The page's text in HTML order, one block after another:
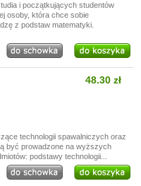
i początkujących studentów
osoby, która chce sobie
z podstaw matematyki.
48.30 zł
technologii spawalniczych oraz
być prowadzone na wyższych
podstawy technologii...